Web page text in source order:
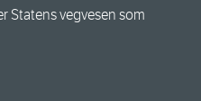
Statens vegvesen som